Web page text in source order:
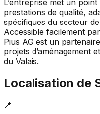
L’entreprise met un
prestations de qualité,
spécifiques du secteur
Accessible facilement
Pius AG est un
projets d’aménagement
du Valais.
Localisation de
📍